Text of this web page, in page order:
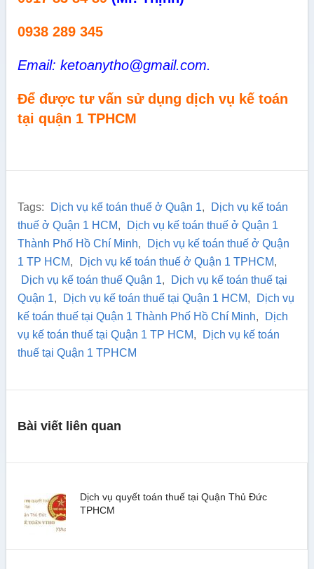
0938 289 345
Email: ketoanytho@gmail.com.
Để được tư vấn sử dụng dịch vụ kế toán
tại quận 1 TPHCM
Tags: Dịch vụ kế toán thuế ở Quận 1,
Dịch vụ kế toán
thuế ở Quận 1 HCM,
Dịch vụ kế toán thuế ở Quận 1
Thành Phố Hồ Chí Minh,
Dịch vụ kế toán thuế ở Quận
1 TP HCM, Dịch vụ kế toán thuế ở Quận 1 TPHCM,
Dịch vụ kế toán thuế Quận 1,
Dịch vụ kế toán thuế tại
Quận 1, Dịch vụ kế toán thuế tại Quận 1 HCM,
Dịch vụ
kế toán thuế tại Quận 1 Thành Phố Hồ Chí Minh,
Dịch
vụ kế toán thuế tại Quận 1 TP HCM,
Dịch vụ kế toán
thuế tại Quận 1 TPHCM
Bài viết liên quan
Dịch vụ quyết toán thuế tại Quận Thủ Đức
TPHCM